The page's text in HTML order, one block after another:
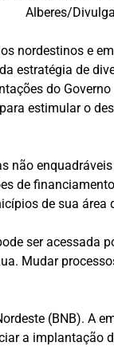
Alberes/
nordestinos e
estratégia de
do
estimular o
de
de sua área
ser
Mudar
(BNB).
a